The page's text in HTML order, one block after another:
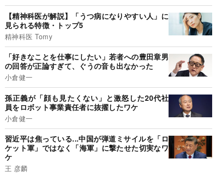
【精神科医が解説】「うつ病になりやすい人」に
見られる特徴・トップ5
精神科医 Tomy
「好きなことを仕事にしたい」若者への豊田章男
の回答が正論すぎて、ぐうの音も出なかった
小倉健一
孫正義が「顔も見たくない」と激怒した20代社
員をロボット事業責任者に抜擢したワケ
小倉健一
習近平は焦っている...中国が弾道ミサイルを「ロ
ケット軍」ではなく「海軍」に撃たせた切実なワ
ケ
王 彦麟